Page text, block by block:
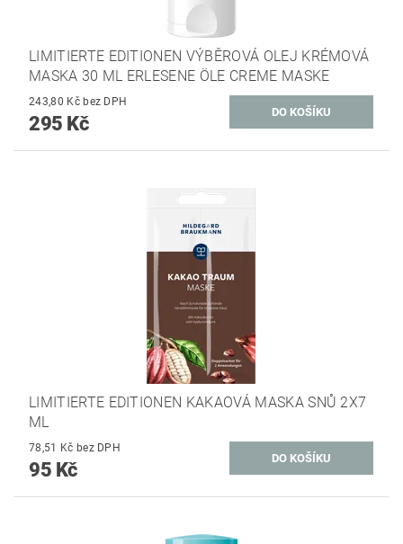
LIMITIERTE EDITIONEN VÝBĚROVÁ OLEJ KRÉMOVÁ
MASKA 30 ML ERLESENE ÖLE CREME MASKE
243,80 Kč bez DPH
295 Kč
LIMITIERTE EDITIONEN KAKAOVÁ MASKA ​​SNŮ 2X7
ML
78,51 Kč bez DPH
95 Kč